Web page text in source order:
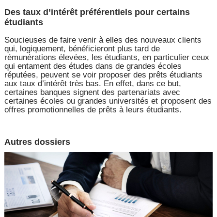
Des taux d’intérêt préférentiels pour certains
étudiants
Soucieuses de faire venir à elles des nouveaux clients
qui, logiquement, bénéficieront plus tard de
rémunérations élevées, les étudiants, en particulier ceux
qui entament des études dans de grandes écoles
réputées, peuvent se voir proposer des prêts étudiants
aux taux d’intérêt très bas. En effet, dans ce but,
certaines banques signent des partenariats avec
certaines écoles ou grandes universités et proposent des
offres promotionnelles de prêts à leurs étudiants.
Autres dossiers